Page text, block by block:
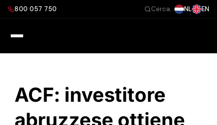
Salta800 057 750 Cerca... NL EN
ACF: investitore
abruzzese ottiene